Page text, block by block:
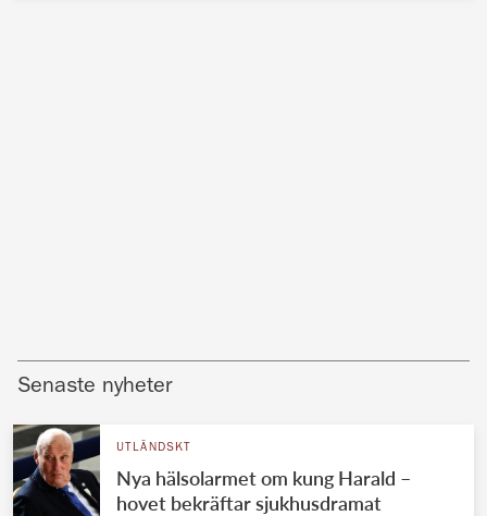
Senaste nyheter
UTLÄNDSKT
Nya hälsolarmet om kung Harald –
hovet bekräftar sjukhusdramat